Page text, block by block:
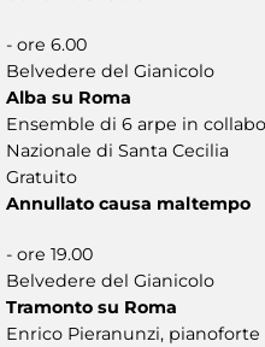
- ore 6.00
Belvedere del Gianicolo
Alba su Roma
Ensemble di 6 arpe in
Nazionale di Santa Cecilia
Gratuito
Annullato causa maltempo
- ore 19.00
Belvedere del Gianicolo
Tramonto su Roma
Enrico Pieranunzi, pianoforte